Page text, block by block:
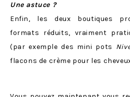
Une astuce ?
Enfin, les deux boutiques
formats réduits, vraiment
(par exemple des mini pots
flacons de crème pour les